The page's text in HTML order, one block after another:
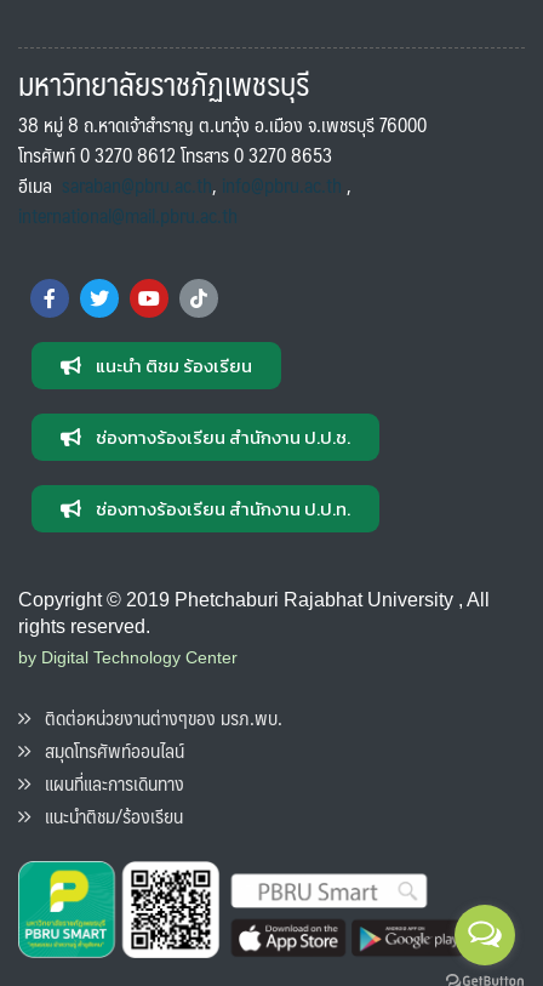
มหาวิทยาลัยราชภัฏเพชรบุรี
38 หมู่ 8 ถ.หาดเจ้าสำราญ ต.นาวุ้ง อ.เมือง จ.เพชรบุรี 76000
โทรศัพท์ 0 3270 8612 โทรสาร 0 3270 8653
อีเมล saraban@pbru.ac.th, info@pbru.ac.th,
international@mail.pbru.ac.th
แนะนำ ติชม ร้องเรียน
ช่องทางร้องเรียน สำนักงาน ป.ป.ช.
ช่องทางร้องเรียน สำนักงาน ป.ป.ท.
Copyright © 2019 Phetchaburi Rajabhat University , All
rights reserved.
by Digital Technology Center
ติดต่อหน่วยงานต่างๆของ มรภ.พบ.
สมุดโทรศัพท์ออนไลน์
แผนที่และการเดินทาง
แนะนำติชม/ร้องเรียน